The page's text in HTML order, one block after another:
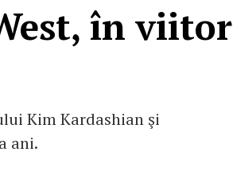
în viitor
Kim Kardashian şi
ani.